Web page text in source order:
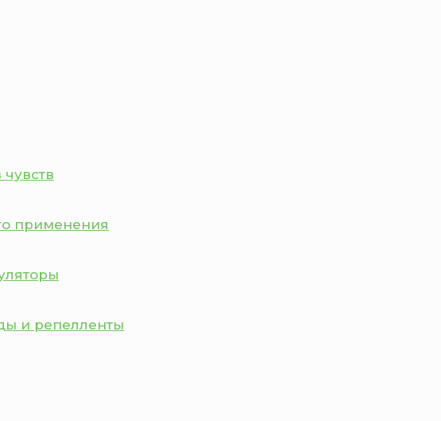
применения
и репелленты